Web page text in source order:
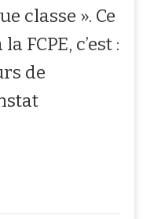
classe ». Ce
FCPE, c’est :
de